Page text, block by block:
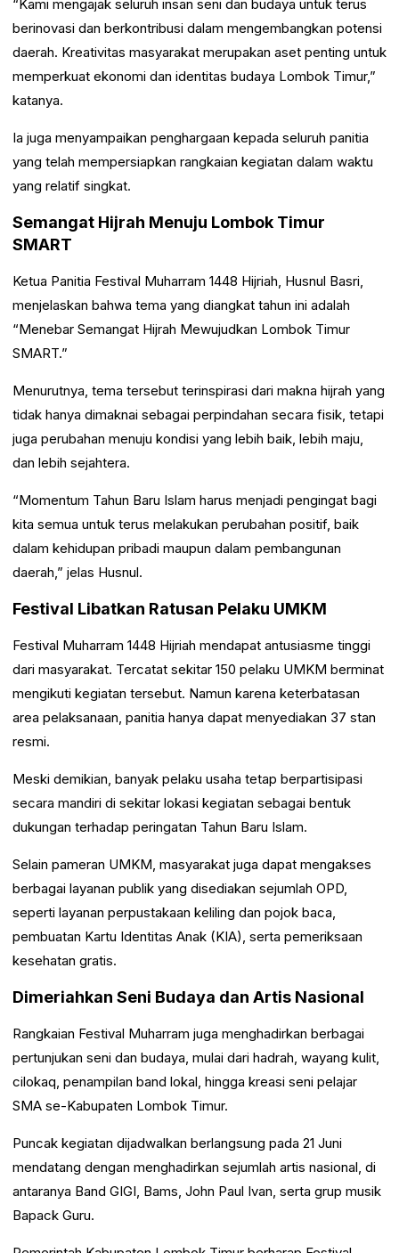
“Kami mengajak seluruh insan seni dan budaya untuk terus
berinovasi dan berkontribusi dalam mengembangkan potensi
daerah. Kreativitas masyarakat merupakan aset penting untuk
memperkuat ekonomi dan identitas budaya Lombok Timur,”
katanya.
Ia juga menyampaikan penghargaan kepada seluruh panitia
yang telah mempersiapkan rangkaian kegiatan dalam waktu
yang relatif singkat.
Semangat Hijrah Menuju Lombok Timur
SMART
Ketua Panitia Festival Muharram 1448 Hijriah, Husnul Basri,
menjelaskan bahwa tema yang diangkat tahun ini adalah
“Menebar Semangat Hijrah Mewujudkan Lombok Timur
SMART.”
Menurutnya, tema tersebut terinspirasi dari makna hijrah yang
tidak hanya dimaknai sebagai perpindahan secara fisik, tetapi
juga perubahan menuju kondisi yang lebih baik, lebih maju,
dan lebih sejahtera.
“Momentum Tahun Baru Islam harus menjadi pengingat bagi
kita semua untuk terus melakukan perubahan positif, baik
dalam kehidupan pribadi maupun dalam pembangunan
daerah,” jelas Husnul.
Festival Libatkan Ratusan Pelaku UMKM
Festival Muharram 1448 Hijriah mendapat antusiasme tinggi
dari masyarakat. Tercatat sekitar 150 pelaku UMKM berminat
mengikuti kegiatan tersebut. Namun karena keterbatasan
area pelaksanaan, panitia hanya dapat menyediakan 37 stan
resmi.
Meski demikian, banyak pelaku usaha tetap berpartisipasi
secara mandiri di sekitar lokasi kegiatan sebagai bentuk
dukungan terhadap peringatan Tahun Baru Islam.
Selain pameran UMKM, masyarakat juga dapat mengakses
berbagai layanan publik yang disediakan sejumlah OPD,
seperti layanan perpustakaan keliling dan pojok baca,
pembuatan Kartu Identitas Anak (KIA), serta pemeriksaan
kesehatan gratis.
Dimeriahkan Seni Budaya dan Artis Nasional
Rangkaian Festival Muharram juga menghadirkan berbagai
pertunjukan seni dan budaya, mulai dari hadrah, wayang kulit,
cilokaq, penampilan band lokal, hingga kreasi seni pelajar
SMA se-Kabupaten Lombok Timur.
Puncak kegiatan dijadwalkan berlangsung pada 21 Juni
mendatang dengan menghadirkan sejumlah artis nasional, di
antaranya Band GIGI, Bams, John Paul Ivan, serta grup musik
Bapack Guru.